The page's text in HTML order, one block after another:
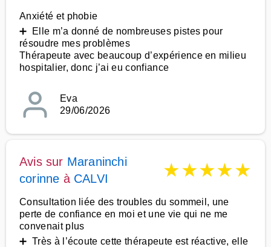
Anxiété et phobie
➕ Elle m’a donné de nombreuses pistes pour
résoudre mes problèmes
Thérapeute avec beaucoup d’expérience en milieu
hospitalier, donc j’ai eu confiance
Eva
29/06/2026
Avis sur Maraninchi
corinne à CALVI ★★★★★
Consultation liée des troubles du sommeil, une
perte de confiance en moi et une vie qui ne me
convenait plus
➕ Très à l’écoute cette thérapeute est réactive, elle